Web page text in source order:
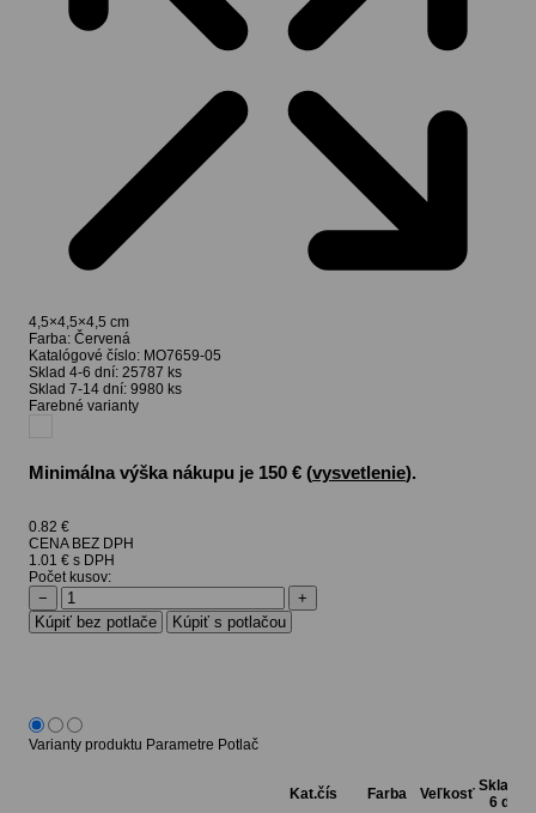
4,5×4,5×4,5 cm
Farba: Červená
Katalógové číslo: MO7659-05
Sklad 4-6 dní: 25787 ks
Sklad 7-14 dní: 9980 ks
Farebné varianty
Minimálna výška nákupu je 150 € (vysvetlenie).
0.82 €
CENA BEZ DPH
1.01 € s DPH
Počet kusov:
− +
Varianty produktu Parametre Potlač
Kat.čís Farba Veľkosť Sklad 4-
6 dní